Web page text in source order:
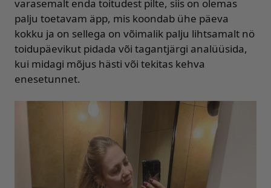
varasemalt enda toitudest pilte, siis on olemas
palju toetavam äpp, mis koondab ühe päeva
kokku ja on sellega on võimalik palju lihtsamalt nö
toidupäevikut pidada või tagantjärgi analüüsida,
kui midagi mõjus hästi või tekitas kehva
enesetunnet.